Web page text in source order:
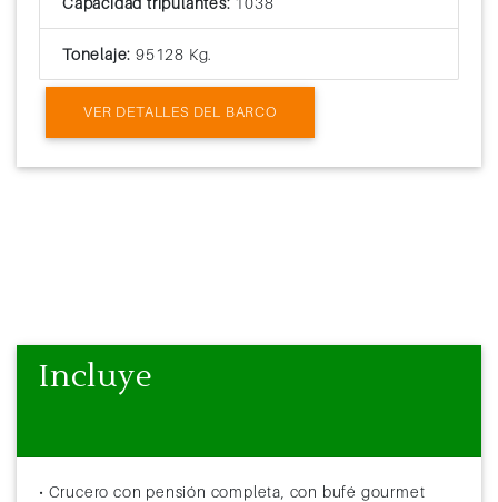
Tonelaje: 95128 Kg.
VER DETALLES DEL BARCO
Incluye
• Crucero con pensión completa, con bufé gourmet